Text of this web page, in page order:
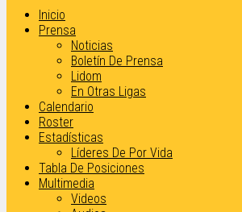
Inicio
Prensa
Noticias
Boletín De Prensa
Lidom
En Otras Ligas
Calendario
Roster
Estadísticas
Líderes De Por Vida
Tabla De Posiciones
Multimedia
Videos